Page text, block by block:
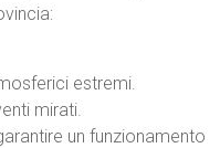
estremi.
mirati.
un funzionamento